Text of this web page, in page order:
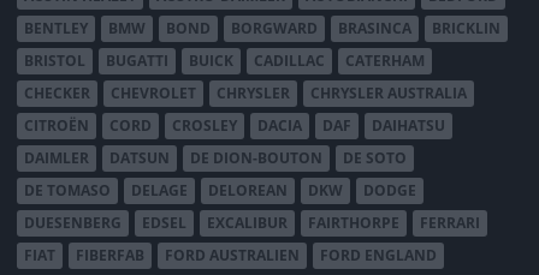
BENTLEY
BMW BOND BORGWARD BRASINCA
BRICKLIN
BRISTOL
BUGATTI BUICK CADILLAC
CATERHAM
CHECKER
CHEVROLET CHRYSLER
CHRYSLER AUSTRALIA
CITROËN
CORD CROSLEY DACIA DAF
DAIHATSU
DAIMLER
DATSUN DE DION-BOUTON
DE SOTO
DE TOMASO
DELAGE DELOREAN DKW
DODGE
DUESENBERG
EDSEL EXCALIBUR FAIRTHORPE
FERRARI
FIAT
FIBERFAB FORD AUSTRALIEN
FORD ENGLAND